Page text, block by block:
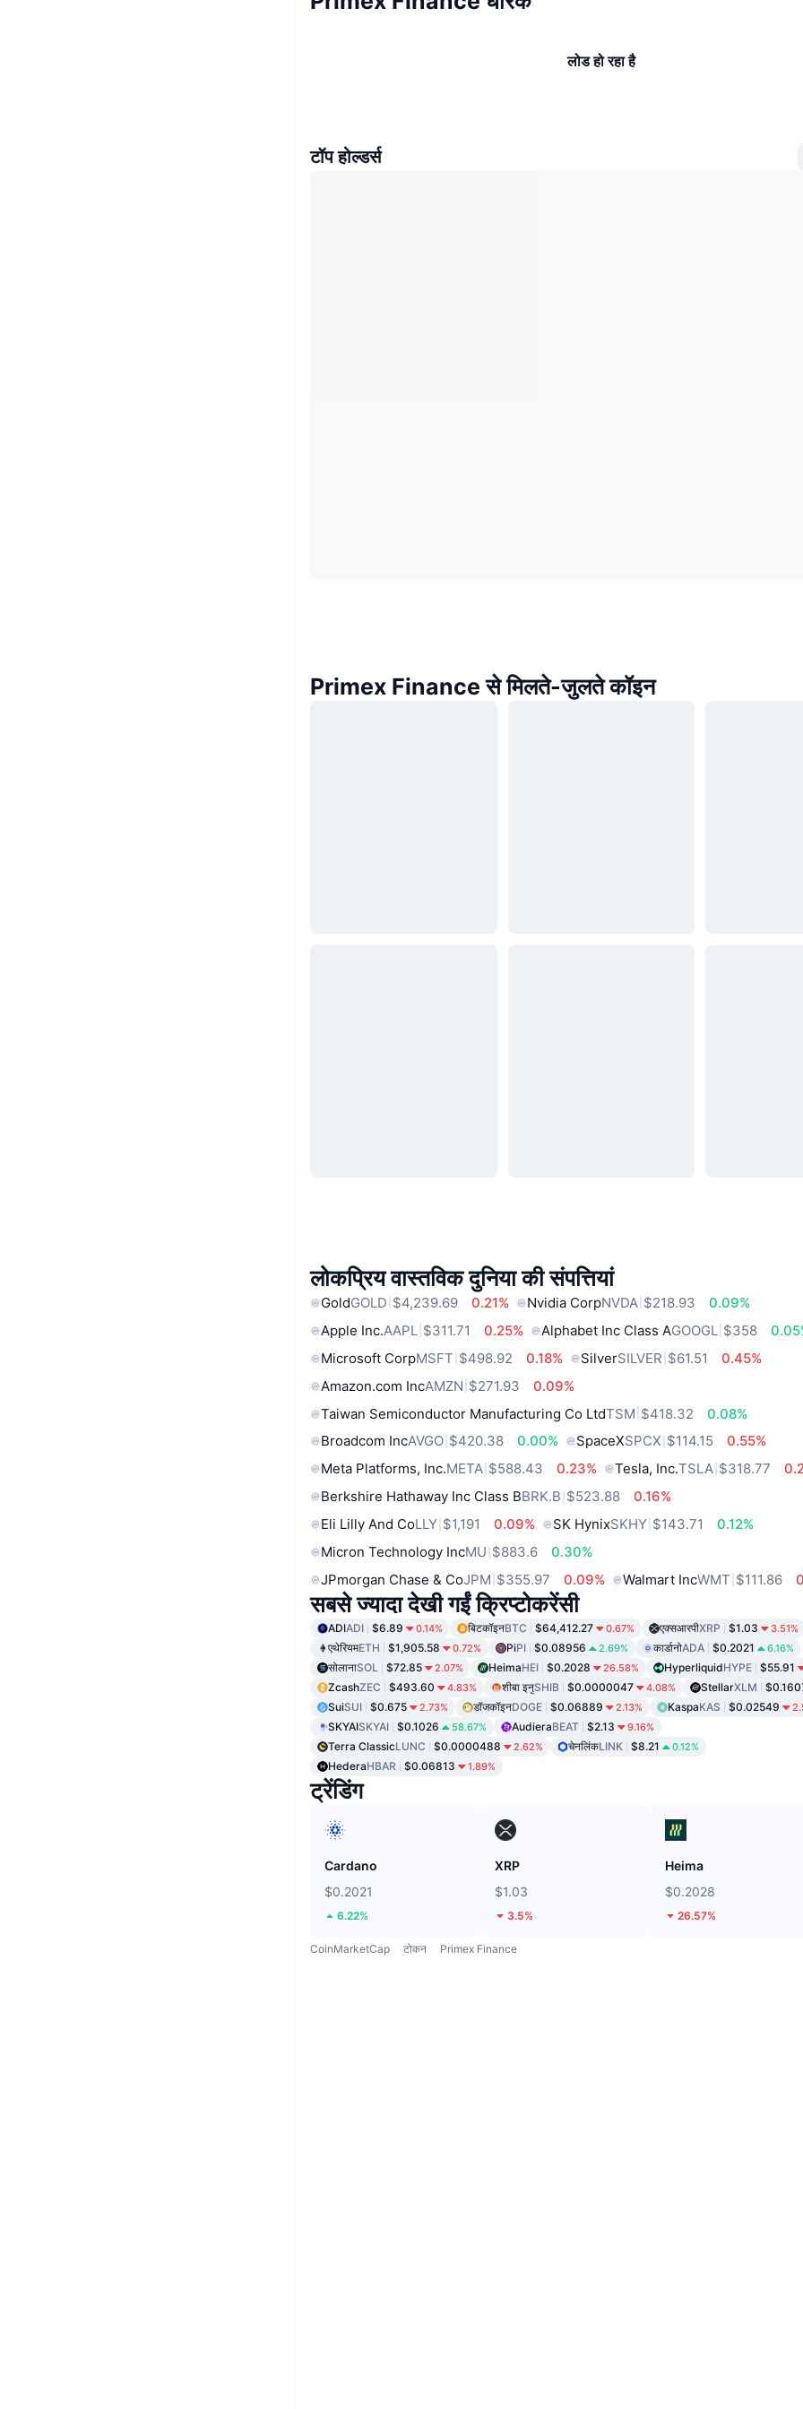
लोड हो रहा है
टॉप होल्डर्स
Primex Finance से मिलते-जुलते कॉइन
लोकप्रिय वास्तविक दुनिया की संपत्तियां
GoldGOLD $4,239.69 0.21% Nvidia CorpNVDA $218.93
0.09%
Apple Inc.AAPL $311.71 0.25% Alphabet Inc Class AGOOGL $358
Microsoft CorpMSFT $498.92 0.18% SilverSILVER $61.51
0.45%
Amazon.com IncAMZN $271.93
0.09%
Taiwan Semiconductor Manufacturing Co LtdTSM $418.32
0.08%
Broadcom IncAVGO $420.38 0.00% SpaceXSPCX $114.15
0.55%
Meta Platforms, Inc.META $588.43 0.23% Tesla, Inc.TSLA $318.77
Berkshire Hathaway Inc Class BBRK.B $523.88
0.16%
Eli Lilly And CoLLY $1,191 0.09% SK HynixSKHY $143.71
0.12%
Micron Technology IncMU $883.6
0.30%
JPmorgan Chase & CoJPM $355.97 0.09% Walmart IncWMT $111.86
सबसे ज्यादा देखी गईं क्रिप्टोकरेंसी
ADIADI $6.89 0.14% बिटकॉइनBTC $64,412.27 0.67% एक्सआरपीXRP $1.03 3.51%
एथेरियमETH $1,905.58 0.72% PiPI $0.08956 2.69% कार्डानोADA $0.2021 6.16%
सोलानाSOL $72.85 2.07% HeimaHEI $0.2028 26.58% HyperliquidHYPE $55.91
ZcashZEC $493.60 4.83% शीबा इनुSHIB $0.0000047 4.08% StellarXLM
SuiSUI $0.675 2.73% डॉजकॉइनDOGE $0.06889 2.13% KaspaKAS $0.02549
SKYAISKYAI $0.1026 58.67% AudieraBEAT $2.13 9.16%
Terra ClassicLUNC $0.0000488 2.62% चेनलिंकLINK $8.21 0.12%
HederaHBAR $0.06813 1.89%
ट्रेंडिंग
Cardano
$0.2021
6.22%
XRP
$1.03
3.5%
Heima
$0.2028
26.57%
CoinMarketCap टोकन Primex Finance